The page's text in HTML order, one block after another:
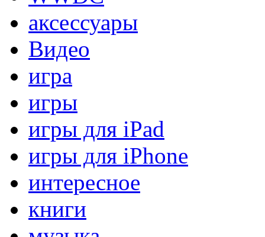
аксессуары
Видео
игра
игры
игры для iPad
игры для iPhone
интересное
книги